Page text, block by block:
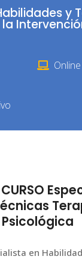
y
Online
CURSO
en